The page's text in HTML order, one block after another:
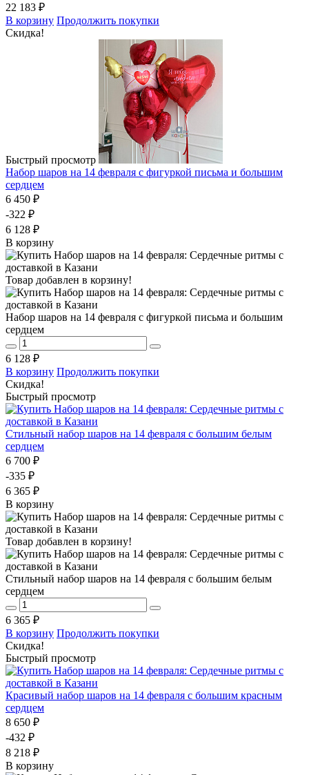
22 183 ₽
В корзину Продолжить покупки
Скидка!
Быстрый просмотр
Набор шаров на 14 февраля с фигуркой письма и большим
сердцем
6 450 ₽
-322 ₽
6 128 ₽
В корзину
Товар добавлен в корзину!
Набор шаров на 14 февраля с фигуркой письма и большим
сердцем
6 128 ₽
В корзину Продолжить покупки
Скидка!
Быстрый просмотр
Стильный набор шаров на 14 февраля с большим белым
сердцем
6 700 ₽
-335 ₽
6 365 ₽
В корзину
Товар добавлен в корзину!
Стильный набор шаров на 14 февраля с большим белым
сердцем
6 365 ₽
В корзину Продолжить покупки
Скидка!
Быстрый просмотр
Красивый набор шаров на 14 февраля с большим красным
сердцем
8 650 ₽
-432 ₽
8 218 ₽
В корзину